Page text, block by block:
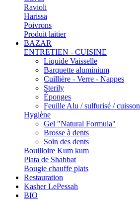
Ravioli
Harissa
Poivrons
Produit laitier
BAZAR
ENTRETIEN - CUISINE
Liquide Vaisselle
Barquette aluminium
Cuillière - Verre - Nappes
Sterily
Éponges
Feuille Alu / sulfurisé / cuisson
Hygiène
Gel "Natural Formula"
Brosse à dents
Soin des dents
Bouilloire Kum kum
Plata de Shabbat
Bougie chauffe plats
Restauration
Kasher LePessah
BIO